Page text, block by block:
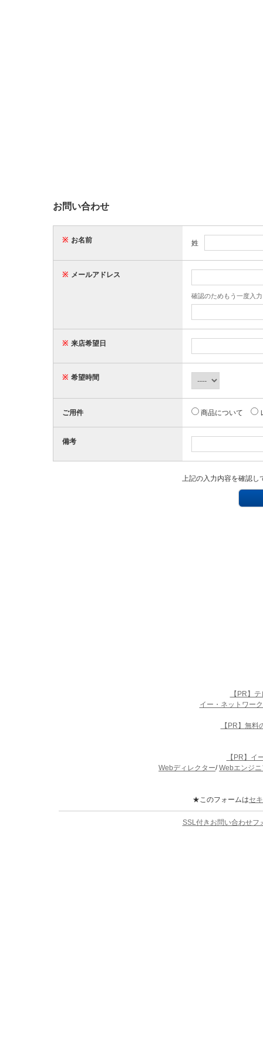
お問い合わせ
※ お名前 姓
※ メールアドレス
確認のためもう一度入
※ 来店希望日
※ 希望時間
ご用件 商品について
備考
上記の入力内容を確認し
【PR】
イー・ネットワー
【PR】無
【PR】イ
Webディレクター/Webエンジ
★このフォームはセ
SSL付きお問い合わせフ